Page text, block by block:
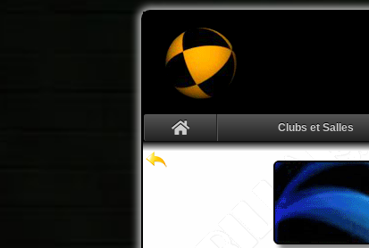
Clubs et Salles